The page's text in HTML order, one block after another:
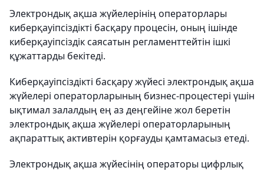
Электрондық ақша жүйелерінің операторлары
киберқауіпсіздікті басқару процесін, оның ішінде
киберқауіпсіздік саясатын регламенттейтін ішкі
құжаттарды бекітеді.
Киберқауіпсіздікті басқару жүйесі электрондық ақша
жүйелері операторларының бизнес-процестері үшін
ықтимал залалдың ең аз деңгейіне жол беретін
электрондық ақша жүйелері операторларының
ақпараттық активтерін қорғауды қамтамасыз етеді.
Электрондық ақша жүйесінің операторы цифрлық